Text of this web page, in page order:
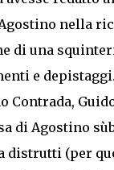
nella
di una
e
Contrada,
di Agostino
distrutti (per